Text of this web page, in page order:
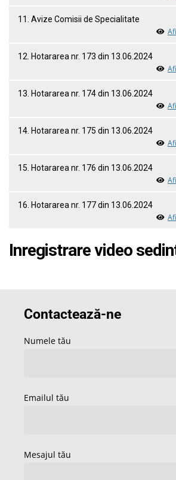
11. Avize Comisii de Specialitate
12. Hotararea nr. 173 din 13.06.2024
13. Hotararea nr. 174 din 13.06.2024
14. Hotararea nr. 175 din 13.06.2024
15. Hotararea nr. 176 din 13.06.2024
16. Hotararea nr. 177 din 13.06.2024
Inregistrare video